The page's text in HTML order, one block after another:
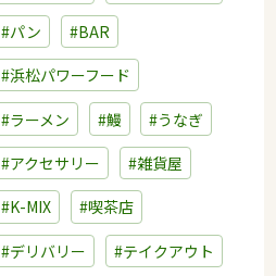
#パン #BAR
#浜松パワーフード
#ラーメン #鰻 #うなぎ
#アクセサリー #雑貨屋
#K-MIX #喫茶店
#デリバリー #テイクアウト